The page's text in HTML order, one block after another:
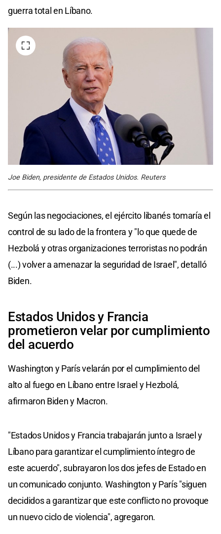
guerra total en Líbano.
Joe Biden, presidente de Estados Unidos. Reuters
Según las negociaciones, el ejército libanés tomaría el
control de su lado de la frontera y "lo que quede de
Hezbolá y otras organizaciones terroristas no podrán
(...) volver a amenazar la seguridad de Israel", detalló
Biden.
Estados Unidos y Francia
prometieron velar por cumplimiento
del acuerdo
Washington y París velarán por el cumplimiento del
alto al fuego en Líbano entre Israel y Hezbolá,
afirmaron Biden y Macron.
"Estados Unidos y Francia trabajarán junto a Israel y
Líbano para garantizar el cumplimiento íntegro de
este acuerdo", subrayaron los dos jefes de Estado en
un comunicado conjunto. Washington y París "siguen
decididos a garantizar que este conflicto no provoque
un nuevo ciclo de violencia", agregaron.